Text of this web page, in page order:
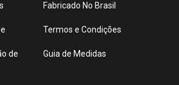
Fabricado No Brasil
Termos e Condições
de
Guia de Medidas